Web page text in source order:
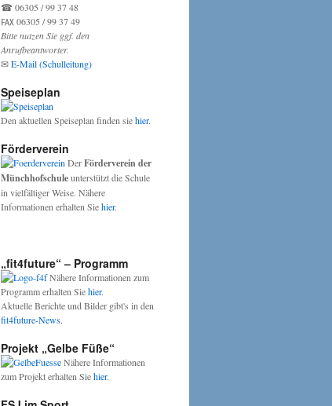
☎ 06305 / 99 37 48
℻ 06305 / 99 37 49
Bitte nutzen Sie ggf. den
Anrufbeantworter.
✉E-Mail (Schulleitung)
Speiseplan
Den aktuellen Speiseplan finden siehier.
Förderverein
DerFörderverein der
Münchhofschuleunterstützt die Schule
in vielfältiger Weise. Nähere
Informationen erhalten Siehier.
„fit4future“ – Programm
Nähere Informationen zum
Programm erhalten Siehier.
Aktuelle Berichte und Bilder gibt's in den
fit4future-News.
Projekt „Gelbe Füße“
Nähere Informationen
zum Projekt erhalten Siehier.